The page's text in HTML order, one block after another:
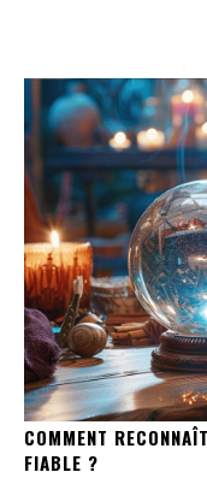
COMMENT
FIABLE ?